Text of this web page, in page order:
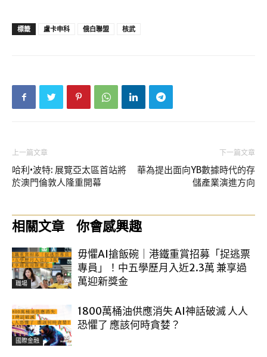
標籤 盧卡申科 俄白聯盟 核武
上一篇文章
哈利•波特: 展覽亞太區首站將
於澳門倫敦人隆重開幕
下一篇文章
華為提出面向YB數據時代的存
儲產業演進方向
相關文章 你會感興趣
職場
毋懼AI搶飯碗｜港鐵重賞招募「捉逃票
專員」！中五學歷月入近2.3萬 兼享過
萬迎新獎金
國際金融
1800萬桶油供應消失 AI神話破滅 人人
恐懼了 應該何時貪婪？